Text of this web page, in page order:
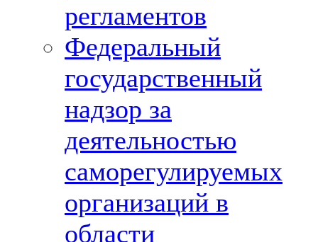
регламентов
Федеральный
государственный
надзор за
деятельностью
саморегулируемых
организаций в
области